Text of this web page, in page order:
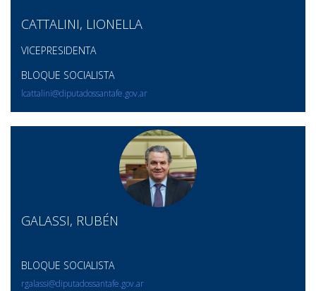
CATTALINI, LIONELLA
VICEPRESIDENTA
BLOQUE SOCIALISTA
lcattalini@diputadossantafe.gov.ar
GALASSI, RUBÉN
BLOQUE SOCIALISTA
rgalassi@diputadossantafe.gov.ar